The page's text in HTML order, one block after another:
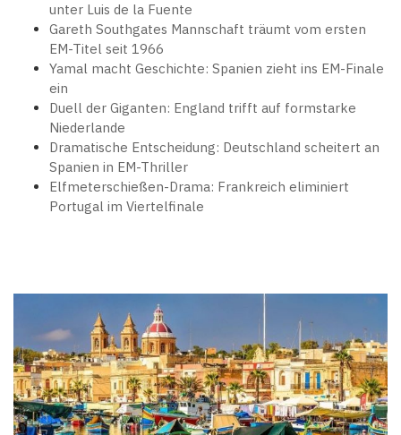
unter Luis de la Fuente
Gareth Southgates Mannschaft träumt vom ersten
EM-Titel seit 1966
Yamal macht Geschichte: Spanien zieht ins EM-Finale
ein
Duell der Giganten: England trifft auf formstarke
Niederlande
Dramatische Entscheidung: Deutschland scheitert an
Spanien in EM-Thriller
Elfmeterschießen-Drama: Frankreich eliminiert
Portugal im Viertelfinale